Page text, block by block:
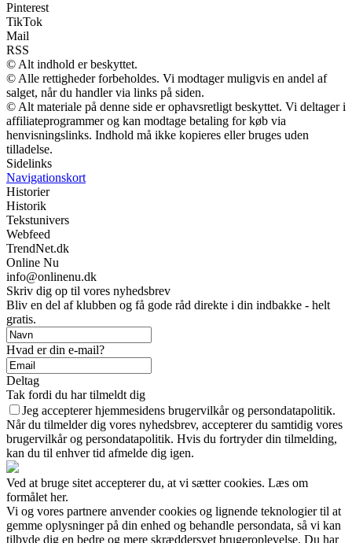
Pinterest
TikTok
Mail
RSS
© Alt indhold er beskyttet.
© Alle rettigheder forbeholdes. Vi modtager muligvis en andel af
salget, når du handler via links på siden.
© Alt materiale på denne side er ophavsretligt beskyttet. Vi deltager i
affiliateprogrammer og kan modtage betaling for køb via
henvisningslinks. Indhold må ikke kopieres eller bruges uden
tilladelse.
Sidelinks
Navigationskort
Historier
Historik
Tekstunivers
Webfeed
TrendNet.dk
Online Nu
info@onlinenu.dk
Skriv dig op til vores nyhedsbrev
Bliv en del af klubben og få gode råd direkte i din indbakke - helt
gratis.
Hvad er din e-mail?
Deltag
Tak fordi du har tilmeldt dig
Jeg accepterer hjemmesidens brugervilkår og persondatapolitik.
Når du tilmelder dig vores nyhedsbrev, accepterer du samtidig vores
brugervilkår og persondatapolitik. Hvis du fortryder din tilmelding,
kan du til enhver tid afmelde dig igen.
Ved at bruge sitet accepterer du, at vi sætter cookies. Læs om
formålet her.
Vi og vores partnere anvender cookies og lignende teknologier til at
gemme oplysninger på din enhed og behandle persondata, så vi kan
tilbyde dig en bedre og mere skræddersyet brugeroplevelse. Du har